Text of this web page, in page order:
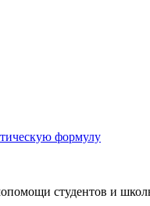
формулу
студентов и